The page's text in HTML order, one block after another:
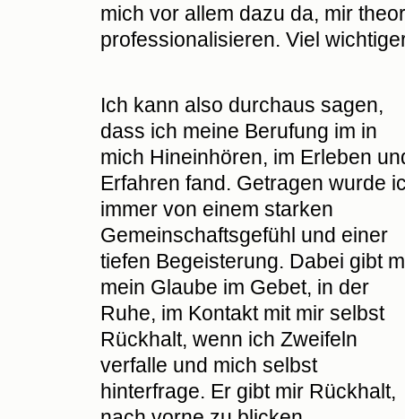
mich vor allem dazu da, mir
professionalisieren. Viel
Ich kann also durchaus sagen,
dass ich meine Berufung im in
mich Hineinhören, im Erleben
Erfahren fand. Getragen wurde
immer von einem starken
Gemeinschaftsgefühl und einer
tiefen Begeisterung. Dabei gibt
mein Glaube im Gebet, in der
Ruhe, im Kontakt mit mir selbst
Rückhalt, wenn ich Zweifeln
verfalle und mich selbst
hinterfrage. Er gibt mir Rückhalt,